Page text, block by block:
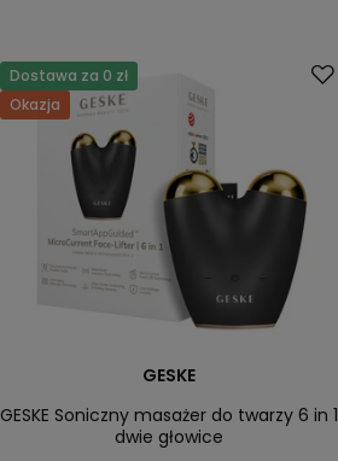
Dostawa za 0 zł
Okazja
GESKE
GESKE Soniczny masażer do twarzy 6 in 1
dwie głowice